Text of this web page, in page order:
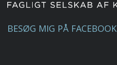
BESØG MIG PÅ FACEBOOK